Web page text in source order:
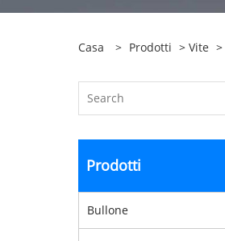
Casa > Prodotti > Vite >
Prodotti
Bullone